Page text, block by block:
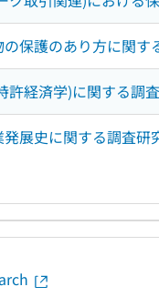
保護のあり方に関す
許経済学)に関する調
展史に関する調査研